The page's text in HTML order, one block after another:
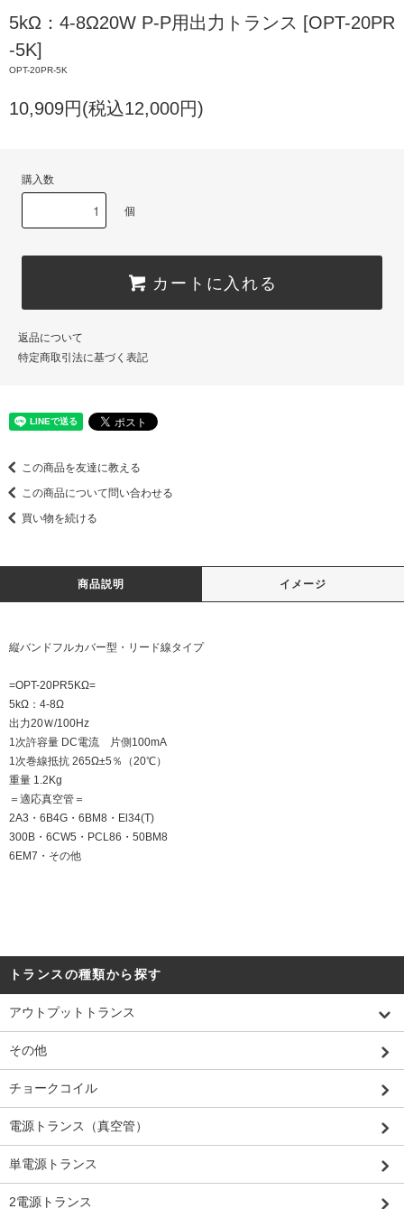
5kΩ：4-8Ω20W P-P用出力トランス [OPT-20PR
-5K]
OPT-20PR-5K
10,909円(税込12,000円)
購入数
個
カートに入れる
返品について
特定商取引法に基づく表記
この商品を友達に教える
この商品について問い合わせる
買い物を続ける
商品説明 イメージ
縦バンドフルカバー型・リード線タイプ
=OPT-20PR5KΩ=
5kΩ：4-8Ω
出力20Ｗ/100Hz
1次許容量 DC電流 片側100mA
1次巻線抵抗 265Ω±5％（20℃）
重量 1.2Kg
＝適応真空管＝
2A3・6B4G・6BM8・El34(T)
300B・6CW5・PCL86・50BM8
6EM7・その他
トランスの種類から探す
アウトプットトランス
その他
チョークコイル
電源トランス（真空管）
単電源トランス
2電源トランス